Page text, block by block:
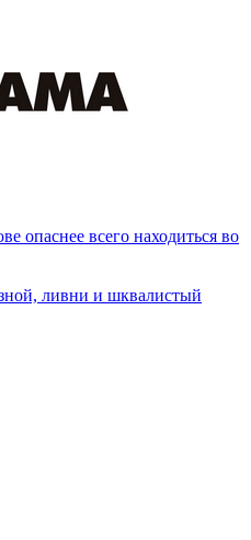
опаснее всего находиться во
ливни и шквалистый